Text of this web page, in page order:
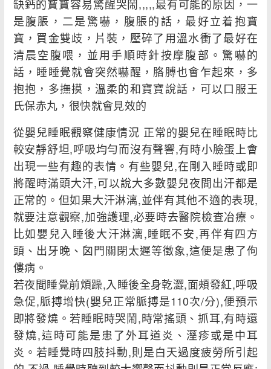
缺鈣的寶寶容易驚醒哭鬧,,,,,最有可能的原因，一
是腹脹，二是驚嚇，腹脹的話，最好立着抱寶
寶，買金雙歧，片裝，壓碎了用溫水衝了最好在
清晨空腹喂，並用手順時針按摩腹部。驚嚇的
話，睡睡覺就會突然嚇醒，胳膊也會乍起來，多
抱抱，多撫摸，溫柔的和寶寶說話，可以口服王
氏保赤丸，很快就會見效的
從嬰兒睡眠觀察健康情況 正常的嬰兒在睡眠時比
較安靜舒坦,呼吸均勻而沒有聲響,有時小臉蛋上會
出現一些有趣的表情。有些嬰兒,在剛入睡時或即
將醒時滿頭大汗,可以說大多數嬰兒夜間出汗都是
正常的。但如果大汗淋漓,並伴有其他不適的表現,
就要注意觀察,加強護理,必要時去醫院檢查冶療。
比如嬰兒入睡後大汗淋漓,睡眠不安,再伴有四方
頭、出牙晚、囟門關閉太遲等徵象,這便是患了佝
僂病。
若夜間睡覺前煩躁,入睡後全身乾澀,面頰發紅,呼吸
急促,脈搏增快(嬰兒正常脈搏是110次/分),便預示
即將發燒。若睡眠時哭鬧,時常搖頭、抓耳,有時還
發燒,這時可能是患了外耳道炎、溼疹或是中耳
炎。若睡覺時四肢抖動,則是白天過度疲勞所引起